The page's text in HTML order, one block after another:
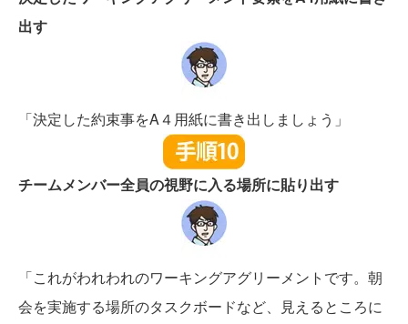
出す
「決定した約束事をA４用紙に書き出しましょう」
チームメンバー全員の視野に入る場所に貼り出す
「これがわれわれのワーキングアグリーメントです。朝
会を実施する場所のタスクボードなど、見えるところに